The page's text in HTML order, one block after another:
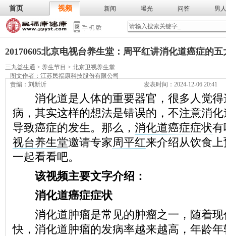
首页 视频 新闻 曝光 问答 男人
武术 气功 膳食 食谱 营养
20170605北京电视台养生堂：周平红讲消化道癌症的五
三九益生通 > 养生节目 > 北京卫视养生堂
图文作者： 江苏民福康科技股份有限公司
责编：刘新沂
发表时间：2024-12-06 20:41
消化道是人体的重要器官，很多人觉得
病，其实这样的想法是错误的，不注意消
导致癌症的发生。那么， 消化道癌症症状有
视台养生堂邀请专家周平红来介绍从饮食
一起看看吧。
该视频主要文字介绍：
消化道癌症症状
消化道肿瘤是常见的肿瘤之一，随着现
快，消化道肿瘤的发病率越来越高，年龄